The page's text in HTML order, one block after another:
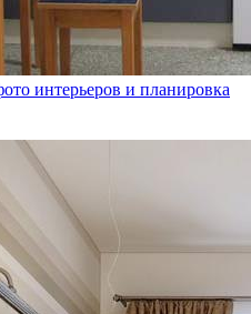
интерьеров и планировка